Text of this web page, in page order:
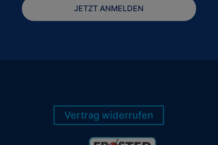
JETZT ANMELDEN
Vertrag widerrufen